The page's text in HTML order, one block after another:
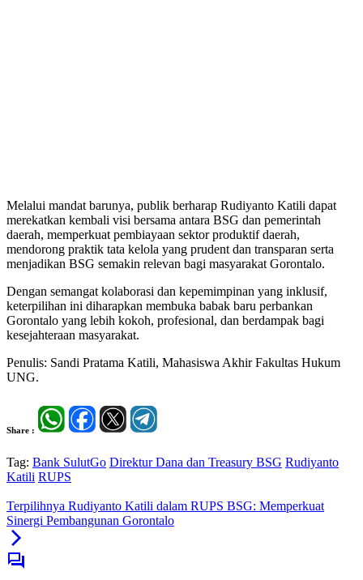
Melalui mandat barunya, publik berharap Rudiyanto Katili dapat
merekatkan kembali visi bersama antara BSG dan pemerintah
daerah, memperkuat pembiayaan sektor produktif daerah,
mendorong praktik tata kelola yang prudent dan transparan serta
menjadikan BSG semakin relevan bagi masyarakat Gorontalo.
Dengan semangat kolaborasi dan kepemimpinan yang inklusif,
keterpilihan ini diharapkan membuka babak baru perbankan
Gorontalo yang lebih kokoh, profesional, dan berdampak bagi
kesejahteraan masyarakat.
Penulis: Sandi Pratama Katili, Mahasiswa Akhir Fakultas Hukum
UNG.
Share :
Tag: Bank SulutGo Direktur Dana dan Treasury BSG Rudiyanto
Katili RUPS
Terpilihnya Rudiyanto Katili dalam RUPS BSG: Memperkuat
Sinergi Pembangunan Gorontalo